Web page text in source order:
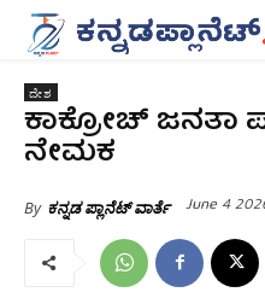
ದೇಶ
ಕಾಕ್ರೋಚ್ ಜನತಾ
ನೇಮಕ
By ಕನ್ನಡ ಪ್ಲಾನೆಟ್ ವಾರ್ತೆ June 4